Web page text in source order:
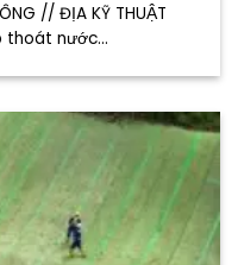
// ĐỊA KỸ THUẬT
thoát nước...